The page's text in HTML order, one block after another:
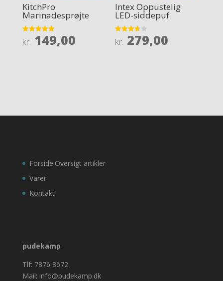
KitchPro
Marinadesprøjte
Rated
5
kr. 149,00
Intex Oppustelig
LED-siddepuf
Rated
3.7
kr. 279,00
Forside
Varer
Kontakt
Oversigt artikler
pudekamp
Tlf: 7876 8672
Mail: info@pudekamp.dk